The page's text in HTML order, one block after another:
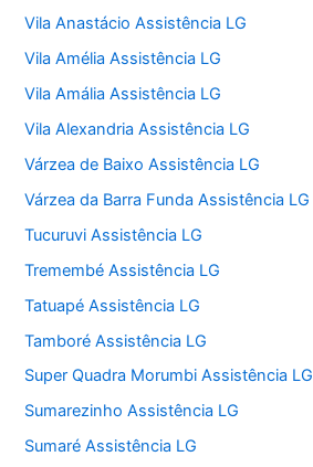
Vila Anastácio Assistência LG
Vila Amélia Assistência LG
Vila Amália Assistência LG
Vila Alexandria Assistência LG
Várzea de Baixo Assistência LG
Várzea da Barra Funda Assistência LG
Tucuruvi Assistência LG
Tremembé Assistência LG
Tatuapé Assistência LG
Tamboré Assistência LG
Super Quadra Morumbi Assistência LG
Sumarezinho Assistência LG
Sumaré Assistência LG